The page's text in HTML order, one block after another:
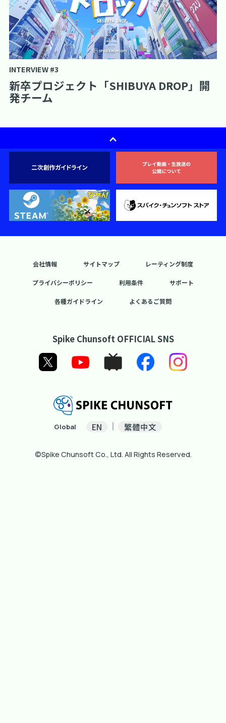
INTERVIEW #3
新卒プロジェクト「SHIBUYA DROP」開
発チーム
会社情報 サイトマップ レーティング制度
プライバシーポリシー 利用条件 サポート
各種ガイドライン よくあるご質問
Spike Chunsoft OFFICIAL SNS
Global EN 繁體中文
©Spike Chunsoft Co., Ltd. All Rights Reserved.